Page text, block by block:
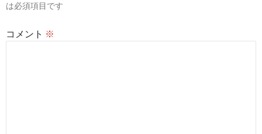
は必須項目です
コメント ※